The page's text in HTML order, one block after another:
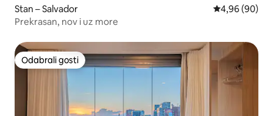
Stan – Salvador Prosječna
4,96 (90)
Prekrasan, nov i uz more
Odabrali gosti
Odabrali gosti